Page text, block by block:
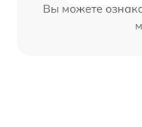
Вы можете